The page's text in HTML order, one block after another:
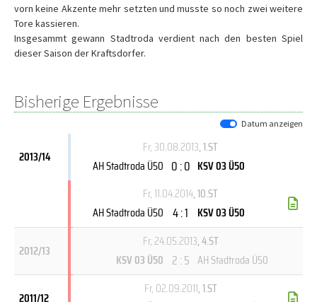
vorn keine Akzente mehr setzten und musste so noch zwei weitere
Tore kassieren.
Insgesammt gewann Stadtroda verdient nach den besten Spiel
dieser Saison der Kraftsdorfer.
Bisherige Ergebnisse
Datum anzeigen
2013/14
Fr, 30.08.2013, 1.ST
AH Stadtroda Ü50 0 : 0 KSV 03 Ü50
Fr, 11.04.2014, 10.ST
AH Stadtroda Ü50 4 : 1 KSV 03 Ü50
2012/13
Fr, 24.05.2013, 4.ST
KSV 03 Ü50 2 : 5 AH Stadtroda Ü50
2011/12
Fr, 02.09.2011, 1.ST